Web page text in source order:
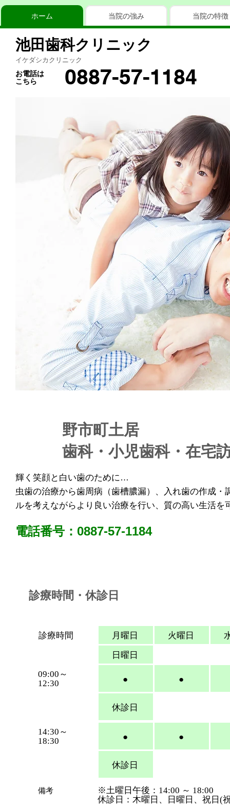
ホーム 当院の強み 当院の特徴
池田歯科クリニック
イケダシカクリニック
お電話は
こちら
0887-57-1184
野市町土居
歯科・小児歯科・在宅
輝く笑顔と白い歯のために…
虫歯の治療から歯周病（歯槽膿漏）、入れ歯の作成
ルを考えながらより良い治療を行い、質の高い生活を
電話番号：0887-57-1184
診療時間・休診日
診療時間 月曜日 火曜日
日曜日
09:00～
12:30
● ●
休診日
14:30～
18:30
● ●
休診日
​備考
※土曜日午後：14:00 ～ 18:00
休診日：木曜日、日曜日、祝日(